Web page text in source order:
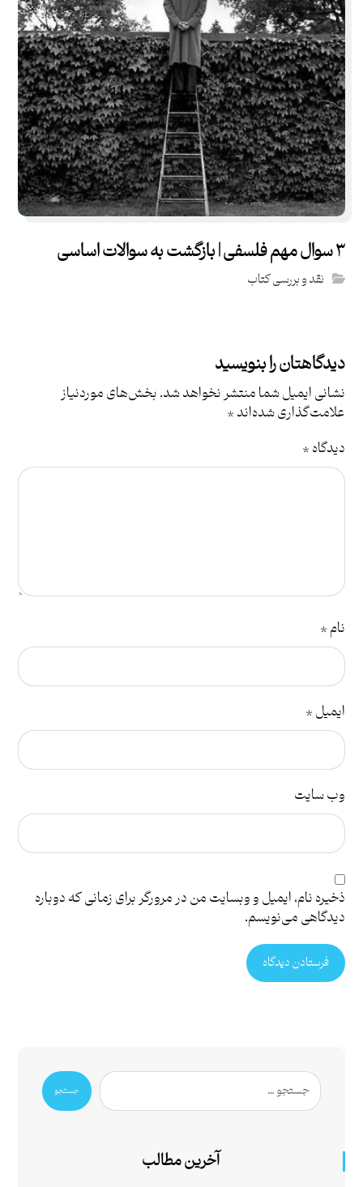
۳ سوال مهم فلسفی | بازگشت به سوالات اساسی
نقد و بررسی کتاب
دیدگاهتان را بنویسید
نشانی ایمیل شما منتشر نخواهد شد.بخش‌های موردنیاز
علامت‌گذاری شده‌اند*
دیدگاه*
نام*
ایمیل*
وب‌ سایت
ذخیره نام، ایمیل و وبسایت من در مرورگر برای زمانی که دوباره
دیدگاهی می‌نویسم.
فرستادن دیدگاه
جستجو
آخرین مطالب